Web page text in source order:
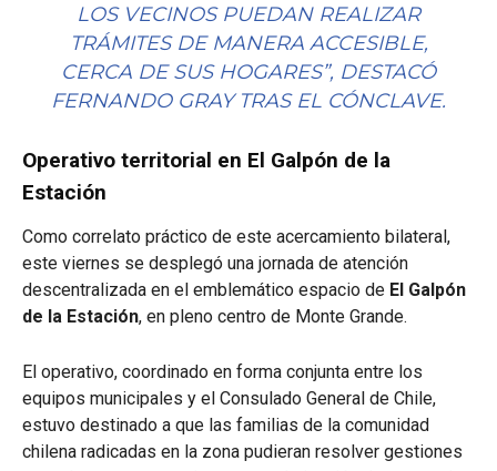
LOS VECINOS PUEDAN REALIZAR
TRÁMITES DE MANERA ACCESIBLE,
CERCA DE SUS HOGARES”, DESTACÓ
FERNANDO GRAY TRAS EL CÓNCLAVE.
Operativo territorial en El Galpón de la
Estación
Como correlato práctico de este acercamiento bilateral,
este viernes se desplegó una jornada de atención
descentralizada en el emblemático espacio de El Galpón
de la Estación, en pleno centro de Monte Grande.
El operativo, coordinado en forma conjunta entre los
equipos municipales y el Consulado General de Chile,
estuvo destinado a que las familias de la comunidad
chilena radicadas en la zona pudieran resolver gestiones